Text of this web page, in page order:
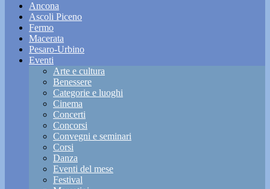
Ancona
Ascoli Piceno
Fermo
Macerata
Pesaro-Urbino
Eventi
Arte e cultura
Benessere
Categorie e luoghi
Cinema
Concerti
Concorsi
Convegni e seminari
Corsi
Danza
Eventi del mese
Festival